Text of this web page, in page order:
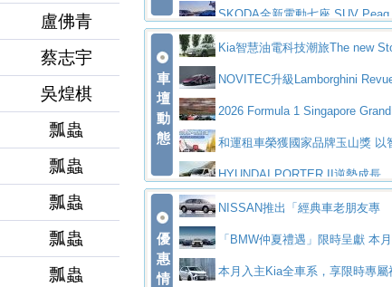
盧佛青
蔡志宇
吳煌棋
瓢蟲
瓢蟲
瓢蟲
瓢蟲
瓢蟲
美國與瑞士需求成關鍵推手
The all-new T-Roc 魅力 自成焦點
Maserati GT2 Stradale「Tribute to
MC12」全球首度亮相
迎接 RANGE ROVER 品牌家族第
五位成員 全新 RANGE ROVER GT 預告
場
造型華麗時尚、科技座艙再進化
eugeot 208小改款發表上市94.8萬起
裝更銳利的造型、更先進的資訊娛樂系統
更高效的動力
SKODA全新電動七座 SUV Peaq
問世，擁有品牌史上最寬敞且豪華的座艙
AUDI推出首款高性能油電超跑
lari，0到100公里加速2.6秒、極速350公
／小時
百年三叉戟傳奇再啟程 Maserati
返 1000 Miglia 傳承競速榮耀
法拉利首款純電跑車Luce亮相，
大馬力超過1000匹並具備530公里最大續
里程
小車大空間、座艙科技更先進，
ODA發表全新純電跨界休旅Eipq祭平民化
價89萬起
賓士AMG.EA專屬平台首作，Merc
edes-AMG 全新GT 4-Door Coupe全球首發
福斯推出首款GTI純電性能掀背ID.
Polo GTI，擁有226匹馬力和零百加速 6.8
秒的實力
Jaguar 公布四門 GT車款正式車名
為JAGUAR TYPE 01
終於跟上進度，LEXUS發表首款
車
壇
動
態
Kia智慧油電科技潮旅The new
ic 1-7月累計銷量創歷史新高
NOVITEC升級Lamborghini
o 綜效輸出增至1,048匹
2026 Formula 1 Singapore
rix 新加坡大獎賽 Audi 極速之旅開放報名
和運租車榮獲國家品牌玉山獎 以
慧移動與綠能創新
HYUNDAI PORTER II逆勢成長，
勇奪中型貨車銷售冠軍
父親節霸氣獻禮！PGO 威力125
低入手價 $60,900 起 省油ｘ安全ｘ大空間
陪爸爸輕鬆
福斯商旅挺頭家 推出「德系質感
算圓夢」專案yundai推出AllDayEnergy能源服
優
惠
情
NISSAN推出「經典車老朋友專
案」 以匠人精神煥新珍品座駕
「BMW仲夏禮遇」限時呈獻 本月
入主即享尊榮豪華五星假期 多元優購方案
本月入主Kia全車系，享限時專屬